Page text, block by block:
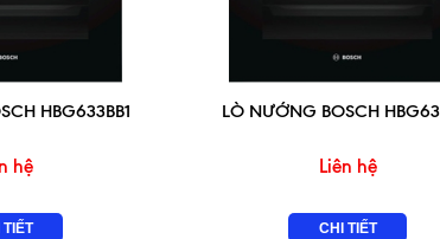
HBG633BB1
hệ
LÒ NƯỚNG BOSCH
Liên hệ
CHI TIẾT